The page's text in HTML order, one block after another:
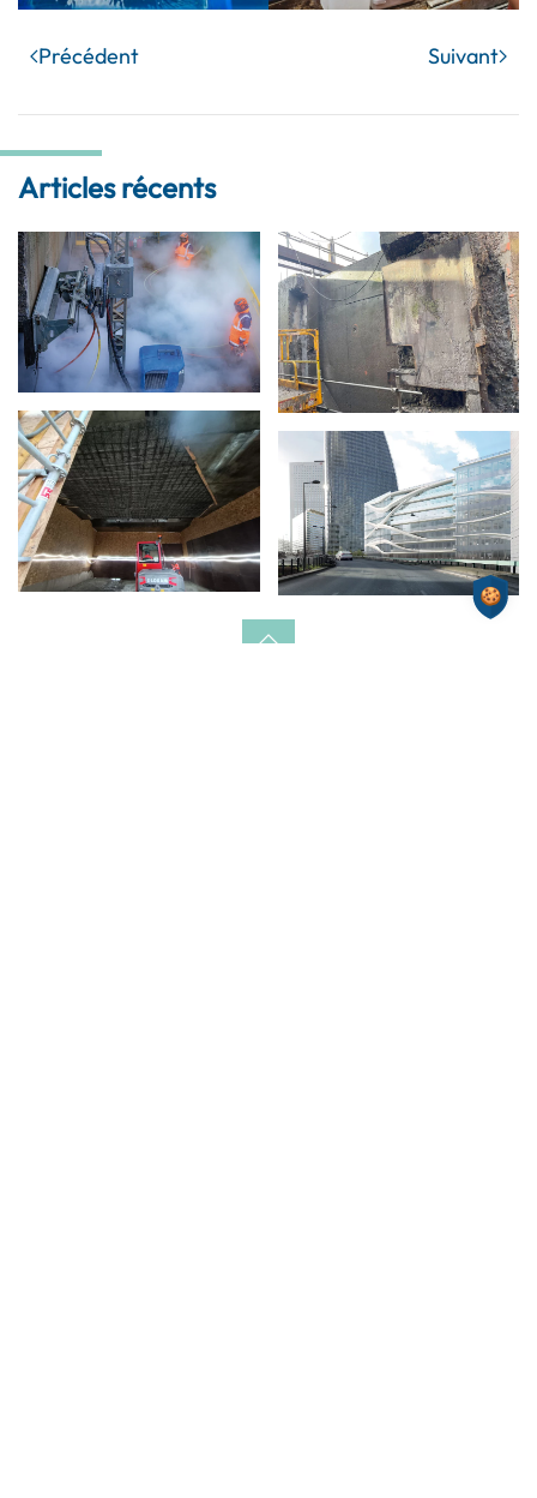
Précédent Suivant
Articles récents